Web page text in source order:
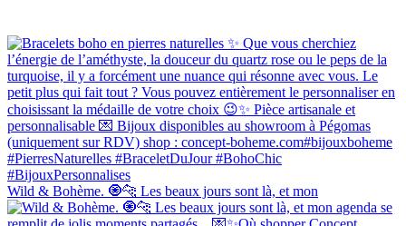
Wild & Bohème. 🧿🐆 Les beaux jours sont là, et mon